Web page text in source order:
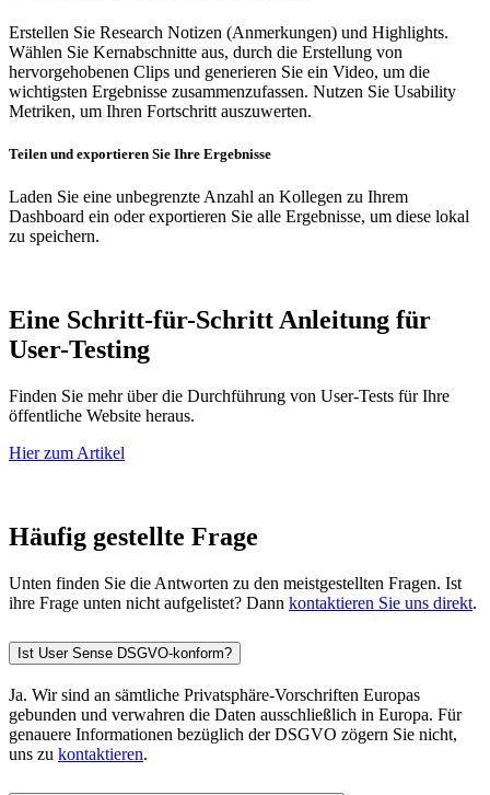
Erstellen Sie Research Notizen (Anmerkungen) und Highlights.
Wählen Sie Kernabschnitte aus, durch die Erstellung von
hervorgehobenen Clips und generieren Sie ein Video, um die
wichtigsten Ergebnisse zusammenzufassen. Nutzen Sie Usability
Metriken, um Ihren Fortschritt auszuwerten.
Teilen und exportieren Sie Ihre Ergebnisse
Laden Sie eine unbegrenzte Anzahl an Kollegen zu Ihrem
Dashboard ein oder exportieren Sie alle Ergebnisse, um diese lokal
zu speichern.
Eine Schritt-für-Schritt Anleitung für
User-Testing
Finden Sie mehr über die Durchführung von User-Tests für Ihre
öffentliche Website heraus.
Hier zum Artikel
Häufig gestellte Frage
Unten finden Sie die Antworten zu den meistgestellten Fragen. Ist
ihre Frage unten nicht aufgelistet? Dann kontaktieren Sie uns direkt.
Ist User Sense DSGVO-konform?
Ja. Wir sind an sämtliche Privatsphäre-Vorschriften Europas
gebunden und verwahren die Daten ausschließlich in Europa. Für
genauere Informationen bezüglich der DSGVO zögern Sie nicht,
uns zu kontaktieren.